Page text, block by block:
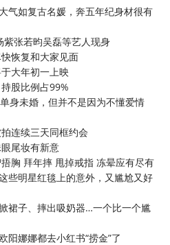
气如复古名媛，奔五年纪身材很有
张若昀吴磊等艺人现身
恢复和大家见面
大年初一上映
股比例占99%
身未婚，但并不是因为不懂爱情
连续三天同框约会
尾妆有新意
胸 拜年摔 甩掉戒指 冻晕应有尽有
些明星红毯上的意外，又尴尬又好
裙子、摔出吸奶器…一个比一个尴
阳娜娜都去小红书“捞金”了